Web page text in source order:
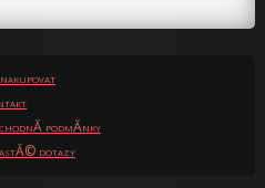
nakupovat
podmĂ­nky
dotazy